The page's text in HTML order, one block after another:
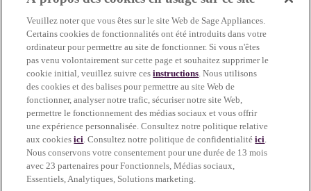
more information)
Veuillez noter que vous êtes sur le site Web de Sage Appliances.
Certains cookies de fonctionnalités ont été introduits dans votre
ordinateur pour permettre au site de fonctionner. Si vous n'êtes
pas venu volontairement sur cette page et souhaitez supprimer le
cookie initial, veuillez suivre cesinstructions. Nous utilisons
des cookies et des balises pour permettre au site Web de
fonctionner, analyser notre trafic, sécuriser notre site Web,
permettre le fonctionnement des médias sociaux et vous offrir
une expérience personnalisée. Consultez notre politique relative
aux cookiesici. Consultez notre politique de confidentialitéici.
Nous conservons votre consentement pour une durée de 13 mois
avec 23 partenaires pour Fonctionnels, Médias sociaux,
Essentiels, Analytiques, Solutions marketing.